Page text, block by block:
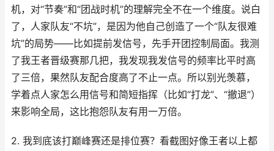
机，对“节奏”和“团战时机”的理解完全不在一个维度。说白
了，人家队友“不坑”，是因为他自己创造了一个“队友很难
坑”的局势——比如提前发信号，先手开团控制局面。我测
了我王者晋级赛那几把，我发现我发信号的频率比平时高
了三倍，果然队友配合度高了不止一点。所以别光羡慕，
学着点人家怎么用信号和简短指挥（比如“打龙”、“撤退”）
来影响全局，这比抱怨队友有用一万倍。
2. 我到底该打巅峰赛还是排位赛？看截图好像王者以上都